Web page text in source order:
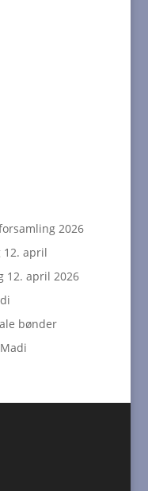
2026
12. april
12. april 2026
bønder